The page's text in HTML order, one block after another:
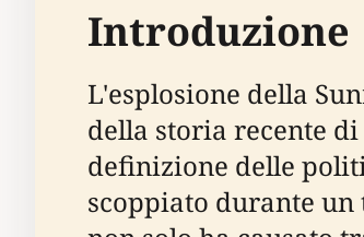
Introduzione
L'esplosione della
della storia recente
definizione delle
scoppiato durante